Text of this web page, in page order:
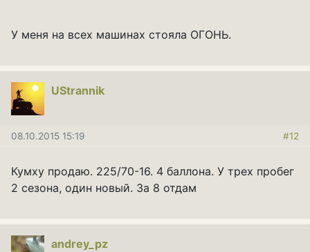
У меня на всех машинах стояла ОГОНЬ.
UStrannik
08.10.2015 15:19 #12
Кумху продаю. 225/70-16. 4 баллона. У трех пробег
2 сезона, один новый. За 8 отдам
andrey_pz